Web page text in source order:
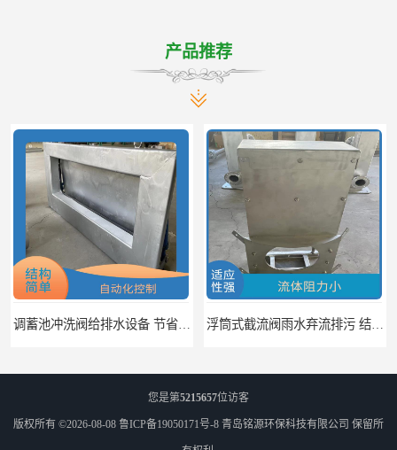
产品推荐
您是第5215657位访客
版权所有 ©2026-08-08 鲁ICP备19050171号-8 青岛铭源环保科技有限公司 保留所